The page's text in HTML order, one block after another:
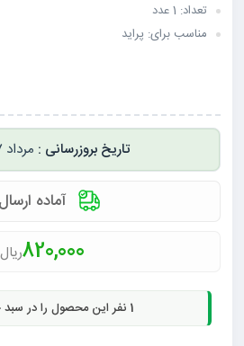
تعداد: 1 عدد
مناسب برای: پراید
مرداد 17, 1405
آماده ارسال
820,000ریال
1 نفر این محصول را در سبد